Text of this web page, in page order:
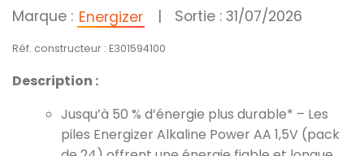
Marque : Energizer | Sortie : 31/07/2026
Réf. constructeur : E301594100
Description :
Jusqu’à 50 % d’énergie plus durable* – Les
piles Energizer Alkaline Power AA 1,5V (pack